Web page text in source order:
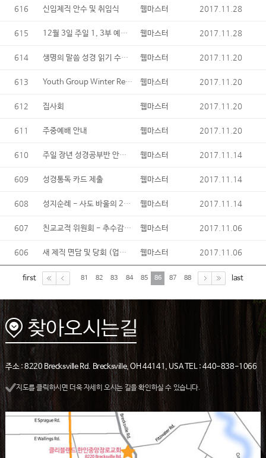
616 신임제직 안수 및 취임식 웹마스터 2017.11.28
615 12월 3일 주일 1, 3부 예배 성찬식 웹마스터 2017.11.28
614 생명의 말씀 성경 읽기 수료자 웹마스터 2017.11.20
613 Youth Group Winter Retreat - "Winter Games!" 웹마스터 2017.11.20
612 집사회 웹마스터 2017.11.20
611 주중예배 안내 웹마스터 2017.11.20
610 주일 장년 성경공부반 안내 - 다니엘서 (3개월 코스 : 12월 ~2월) 웹마스터 2017.11.14
609 성경통독 카드 제출 웹마스터 2017.11.14
608 성지순례 - 사도 바울의 2차 전도 여행을 중심으로 웹마스터 2017.11.14
607 친교교적 위원회 - 추수감사주일 세례 (성인, 유아) 및 입교 안내 웹마스터 2017.11.06
606 새 제직 면담 및 당회 (업데이트) 웹마스터 2017.11.06
first 81 82 83 84 85 86 87 88 last
주소 : 8220 Brecksville Rd. Brecksville, OH 44141, USA TEL : 440-838-1066
지도를 클릭하시면 더욱 자세히 오시는 길을 확인하실 수 있습니다.